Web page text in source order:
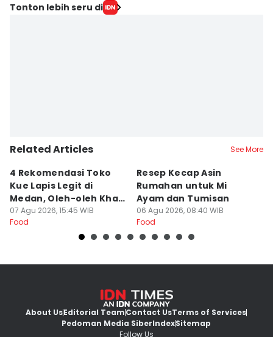
Tonton lebih seru di
Related Articles See More
4 Rekomendasi Toko
Kue Lapis Legit di
Medan, Oleh-oleh Khas
Sumut
07 Agu 2026, 15:45 WIB
Food
Resep Kecap Asin
Rumahan untuk Mi
Ayam dan Tumisan
06 Agu 2026, 08:40 WIB
Food
About UsEditorial TeamContact UsTerms of Services
Pedoman Media SiberIndexSitemap
Follow Us